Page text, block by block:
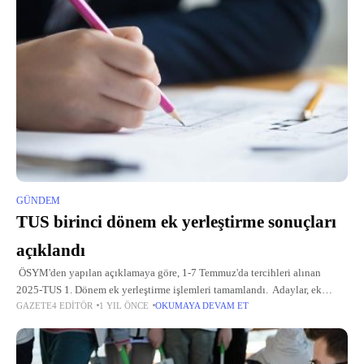
GÜNDEM
TUS birinci dönem ek yerleştirme sonuçları
açıklandı
ÖSYM'den yapılan açıklamaya göre, 1-7 Temmuz'da tercihleri alınan
2025-TUS 1. Dönem ek yerleştirme işlemleri tamamlandı. Adaylar, ek
yerleştirme sonuçlarına ÖSYM'nin "https://sonuc.osym.gov.tr" adresinden
GAZETE4 EDITÖR 1 YIL ÖNCE OKUMAYA DEVAM ET